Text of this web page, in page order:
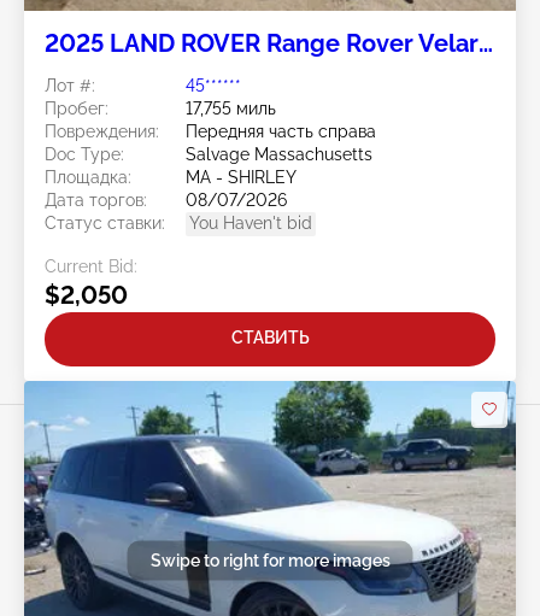
2025 LAND ROVER Range Rover Velar
Лот #:
45******
Пробег:
17,755 миль
Повреждения:
Передняя часть справа
Doc Type:
Salvage Massachusetts
Площадка:
MA - SHIRLEY
Дата торгов:
08/07/2026
Статус ставки:
You Haven't bid
Current Bid:
$2,050
СТАВИТЬ
Swipe to right for more images